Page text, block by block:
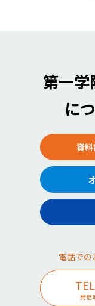
第一
に
資
電話での
TEL
発信